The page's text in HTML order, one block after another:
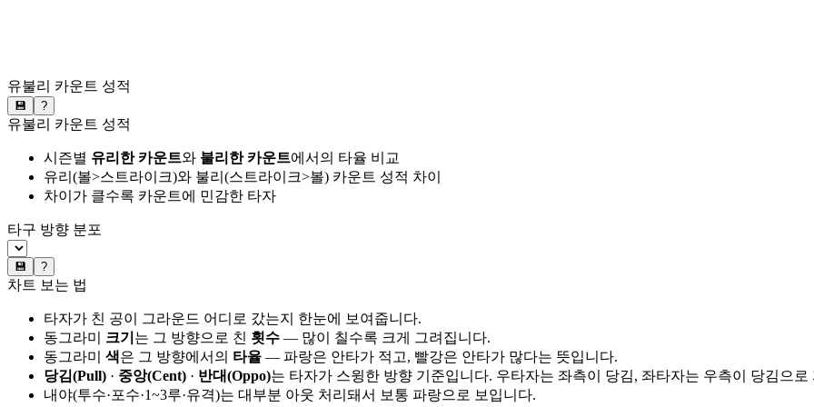
유불리 카운트 성적
💾 ?
유불리 카운트 성적
시즌별 유리한 카운트와 불리한 카운트에서의 타율 비교
유리(볼>스트라이크)와 불리(스트라이크>볼) 카운트 성적 차이
차이가 클수록 카운트에 민감한 타자
타구 방향 분포
💾 ?
차트 보는 법
타자가 친 공이 그라운드 어디로 갔는지 한눈에 보여줍니다.
동그라미 크기 는 그 방향으로 친 횟수 — 많이 칠수록 크게 그려집니다.
동그라미 색은 그 방향에서의 타율 — 파랑은 안타가 적고, 빨강은 안타가 많다는 뜻입니다.
당김(Pull) · 중앙(Cent) · 반대(Oppo)는 타자가 스윙한 방향 기준입니다. 우타자는 좌측이 당김, 좌타자는 우측이 당김으로
내야(투수·포수·1~3루·유격)는 대부분 아웃 처리돼서 보통 파랑으로 보입니다.